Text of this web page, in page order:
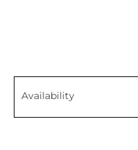
Availability